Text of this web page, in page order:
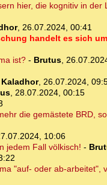
hier, die kognitiv in
, 26.07.2024, 00:41
handelt es sich
ist?- Brutus,
Kaladhor, 26.07.2024,
, 28.07.2024, 00:15
die gemästete BRD,
10:06
jedem Fall völkisch! -
"auf- oder ab-